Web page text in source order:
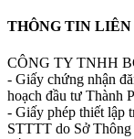
THÔNG TIN LIÊN
CÔNG TY TNHH
- Giấy chứng nhận
hoạch đầu tư Thành
- Giấy phép thiết lập
STTTT do Sở